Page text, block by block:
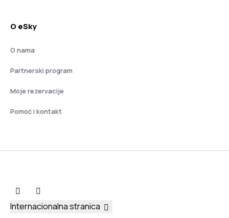
O eSky
O nama
Partnerski program
Moje rezervacije
Pomoć i kontakt
Internacionalna stranica